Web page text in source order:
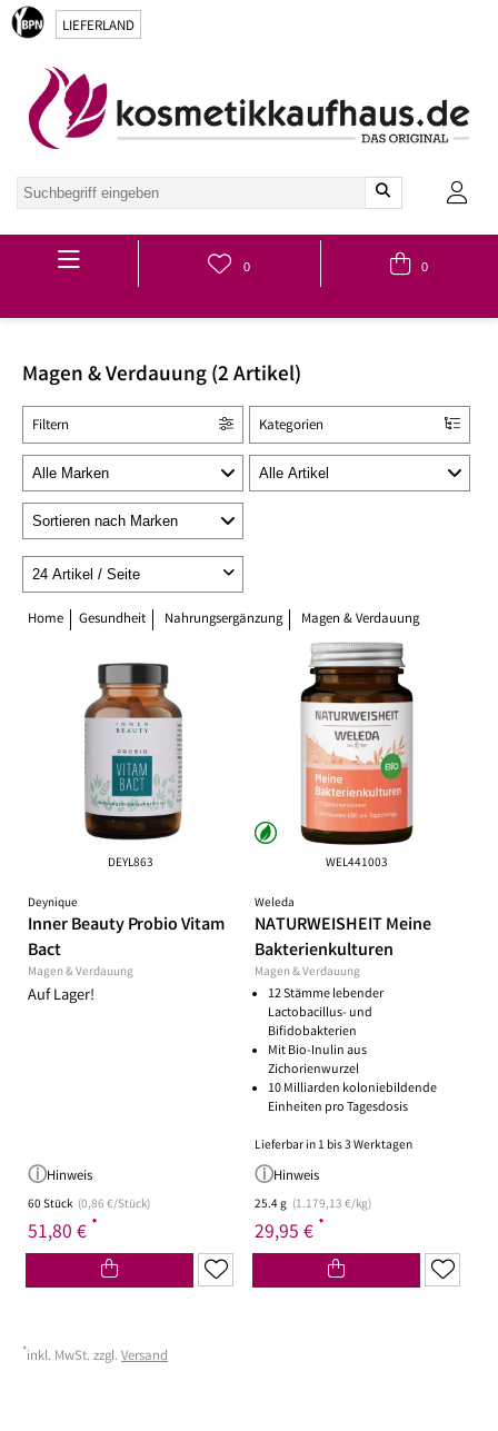
LIEFERLAND
Hauptmenü
0 0
Magen & Verdauung (2 Artikel)
Kategorien
Filtern
Home Gesundheit Nahrungsergänzung Magen & Verdauung
DEYL863
Deynique
Inner Beauty Probio Vitam
Bact
Magen & Verdauung
Auf Lager!
Hinweis
60 Stück (0,86 €/Stück)
51,80 € *
WEL441003
Weleda
NATURWEISHEIT Meine
Bakterienkulturen
Magen & Verdauung
12 Stämme lebender
Lactobacillus- und
Bifidobakterien
Mit Bio-Inulin aus
Zichorienwurzel
10 Milliarden koloniebildende
Einheiten pro Tagesdosis
Lieferbar in 1 bis 3 Werktagen
Hinweis
25.4 g (1.179,13 €/kg)
29,95 € *
*inkl. MwSt. zzgl. Versand